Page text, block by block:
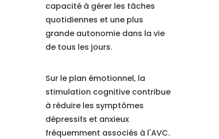
capacité à gérer les tâches
quotidiennes et une plus
grande autonomie dans la vie
de tous les jours.
Sur le plan émotionnel, la
stimulation cognitive contribue
à réduire les symptômes
dépressifs et anxieux
fréquemment associés à l'AVC.